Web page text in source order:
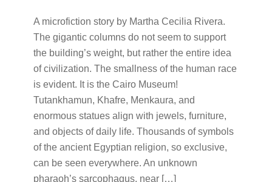
A microfiction story by Martha Cecilia Rivera.
The gigantic columns do not seem to support
the building’s weight, but rather the entire idea
of civilization. The smallness of the human race
is evident. It is the Cairo Museum!
Tutankhamun, Khafre, Menkaura, and
enormous statues align with jewels, furniture,
and objects of daily life. Thousands of symbols
of the ancient Egyptian religion, so exclusive,
can be seen everywhere. An unknown
pharaoh’s sarcophagus, near […]